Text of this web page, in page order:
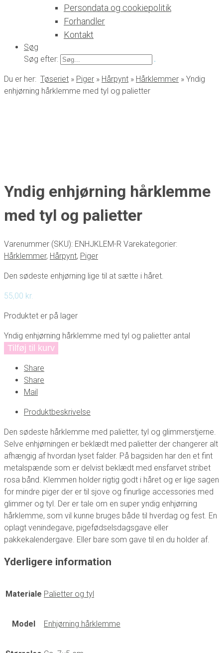
Persondata og cookiepolitik
Forhandler
Kontakt
Søg
Søg efter:
Du er her: Tøseriet » Piger » Hårpynt » Hårklemmer » Yndig
enhjørning hårklemme med tyl og palietter
Yndig enhjørning hårklemme
med tyl og palietter
Varenummer (SKU): ENHJKLEM-R Varekategorier:
Hårklemmer, Hårpynt, Piger
Den sødeste enhjørning lige til at sætte i håret.
55,00 kr.
Produktet er på lager
Yndig enhjørning hårklemme med tyl og palietter antal
Tilføj til kurv
Share
Share
Mail
Produktbeskrivelse
Den sødeste hårklemme med palietter, tyl og glimmerstjerne.
Selve enhjørningen er beklædt med palietter der changerer alt
afhængig af hvordan lyset falder. På bagsiden har den et fint
metalspænde som er delvist beklædt med ensfarvet stribet
rosa bånd. Klemmen holder rigtig godt i håret og er lige sagen
for mindre piger der er til sjove og finurlige accessories med
glimmer og tyl. Der er tale om en super yndig enhjørning
hårklemme, som vil kunne bruges både til hverdag og fest. En
oplagt venindegave, pigefødselsdagsgave eller
pakkekalendergave. Eller bare som gave til en du holder af.
Yderligere information
Materiale Palietter og tyl
Model Enhjørning hårklemme